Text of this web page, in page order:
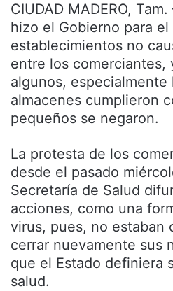
CIUDAD MADERO,
hizo el Gobierno para
establecimientos no
entre los comerciantes,
algunos, especialmente
almacenes cumplieron
pequeños se negaron.
La protesta de los
desde el pasado
Secretaría de Salud
acciones, como una
virus, pues, no estaban
cerrar nuevamente sus
que el Estado definiera
salud.